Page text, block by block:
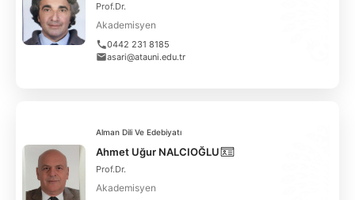
ADAY ÖĞRENCILER
ÖĞRENCI KULÜPLERI
MEMNUNIYET ANKETLERI
FORMLAR
Prof.Dr.
Akademisyen
0442 231 8185
asari@atauni.edu.tr
Alman Dili Ve Edebiyatı
Ahmet Uğur NALCIOĞLU
Prof.Dr.
Akademisyen